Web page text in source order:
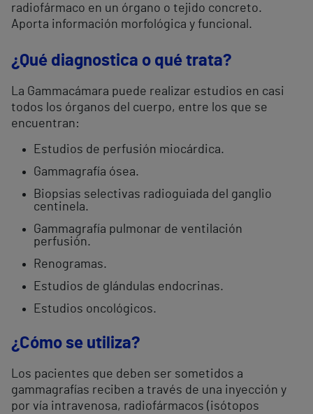
radiofármaco en un órgano o tejido concreto.
Aporta información morfológica y funcional.
¿Qué diagnostica o qué trata?
La Gammacámara puede realizar estudios en casi
todos los órganos del cuerpo, entre los que se
encuentran:
Estudios de perfusión miocárdica.
Gammagrafía ósea.
Biopsias selectivas radioguiada del ganglio
centinela.
Gammagrafía pulmonar de ventilación
perfusión.
Renogramas.
Estudios de glándulas endocrinas.
Estudios oncológicos.
¿Cómo se utiliza?
Los pacientes que deben ser sometidos a
gammagrafías reciben a través de una inyección y
por vía intravenosa, radiofármacos (isótopos